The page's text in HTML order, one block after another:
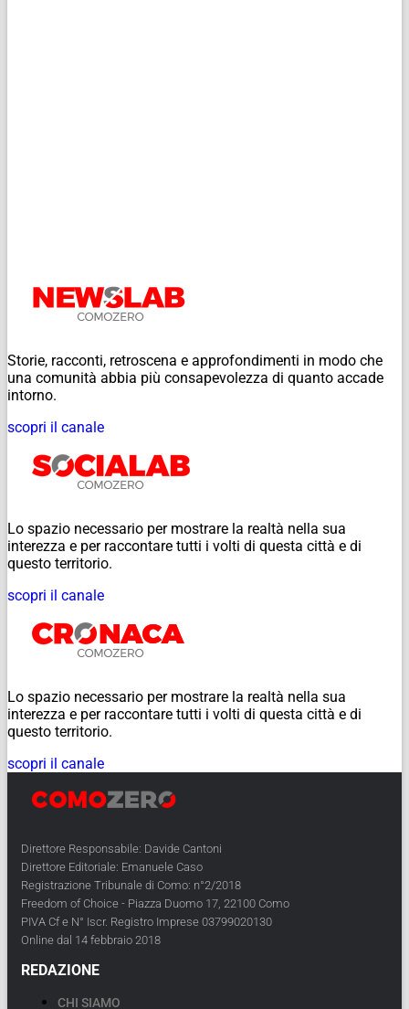
Storie, racconti, retroscena e approfondimenti in modo che
una comunità abbia più consapevolezza di quanto accade
intorno.
scopri il canale
Lo spazio necessario per mostrare la realtà nella sua
interezza e per raccontare tutti i volti di questa città e di
questo territorio.
scopri il canale
Lo spazio necessario per mostrare la realtà nella sua
interezza e per raccontare tutti i volti di questa città e di
questo territorio.
scopri il canale
Direttore Responsabile: Davide Cantoni
Direttore Editoriale: Emanuele Caso
Registrazione Tribunale di Como: n°2/2018
Freedom of Choice - Piazza Duomo 17, 22100 Como
PIVA Cf e N° Iscr. Registro Imprese 03799020130
Online dal 14 febbraio 2018
REDAZIONE
CHI SIAMO